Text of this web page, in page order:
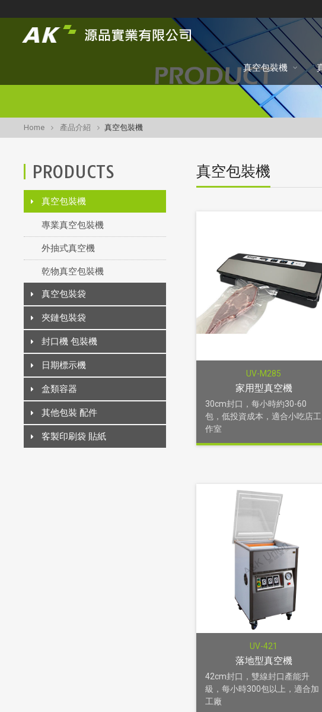
真空包裝機
Home 產品介紹 真空包裝機
PRODUCTS
真空包裝機
專業真空包裝機
外抽式真空機
乾物真空包裝機
真空包裝袋
夾鏈包裝袋
封口機 包裝機
日期標示機
盒類容器
其他包裝 配件
客製印刷袋 貼紙
真空包裝機
UV-M285
家用型真空機
30cm封口，每小時約30-60
包，低投資成本，適合小吃店工
作室
UV-421
落地型真空機
42cm封口，雙線封口產能升
級，每小時300包以上，適合加
工廠